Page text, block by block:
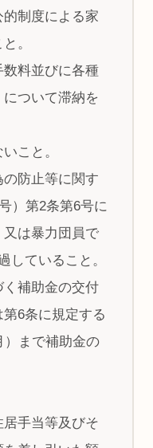
制度による家
。
料並びに各種
ついて滞納を
こと。
防止等に関す
）第2条第6号に
は暴力団員で
していること。
補助金の交付
6条に規定する
）まで補助金の
手当等及びそ